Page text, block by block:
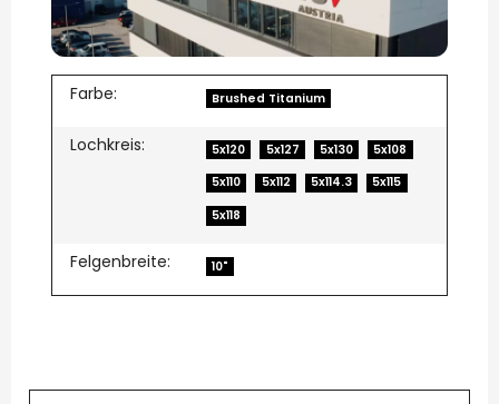
Farbe: Brushed Titanium
Lochkreis: 5x120 5x127 5x130
5x108
5x110
5x112 5x114.3
5x115
5x118
Felgenbreite: 10"